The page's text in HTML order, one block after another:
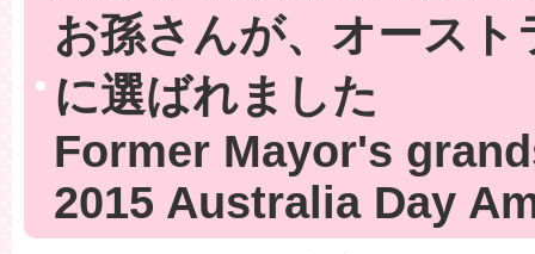
お孫さんが、オースト
に選ばれました
Former Mayor's
2015 Australia Day